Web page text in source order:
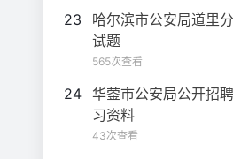
23
哈尔滨市公安局道里
试题
565次查看
24 华蓥市公安局公开招
习资料
43次查看